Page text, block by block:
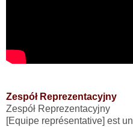
Zespół Reprezentacyjny
Zespół Reprezentacyjny
[Equipe représentative] est un